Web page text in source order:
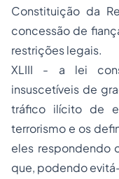
Constituição da
concessão de
restrições legais.
XLIII - a lei
insuscetíveis de
tráfico ilícito de
terrorismo e os
eles respondendo
que, podendo